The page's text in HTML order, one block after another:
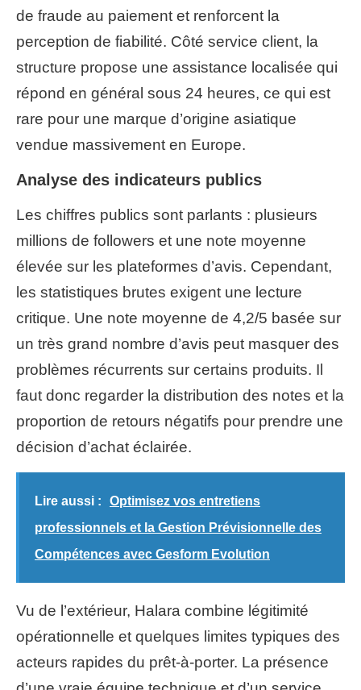
de fraude au paiement et renforcent la
perception de fiabilité. Côté service client, la
structure propose une assistance localisée qui
répond en général sous 24 heures, ce qui est
rare pour une marque d’origine asiatique
vendue massivement en Europe.
Analyse des indicateurs publics
Les chiffres publics sont parlants : plusieurs
millions de followers et une note moyenne
élevée sur les plateformes d’avis. Cependant,
les statistiques brutes exigent une lecture
critique. Une note moyenne de 4,2/5 basée sur
un très grand nombre d’avis peut masquer des
problèmes récurrents sur certains produits. Il
faut donc regarder la distribution des notes et la
proportion de retours négatifs pour prendre une
décision d’achat éclairée.
Lire aussi :
Optimisez vos entretiens
professionnels et la Gestion Prévisionnelle des
Compétences avec Gesform Evolution
Vu de l’extérieur, Halara combine légitimité
opérationnelle et quelques limites typiques des
acteurs rapides du prêt-à-porter. La présence